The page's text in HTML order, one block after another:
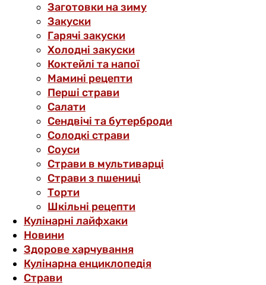
Заготовки на зиму
Закуски
Гарячі закуски
Холодні закуски
Коктейлі та напої
Мамині рецепти
Перші страви
Салати
Сендвічі та бутерброди
Солодкі страви
Соуси
Страви в мультиварці
Страви з пшениці
Торти
Шкільні рецепти
Кулінарні лайфхаки
Новини
Здорове харчування
Кулінарна енциклопедія
Страви